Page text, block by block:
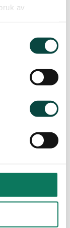
av
ein